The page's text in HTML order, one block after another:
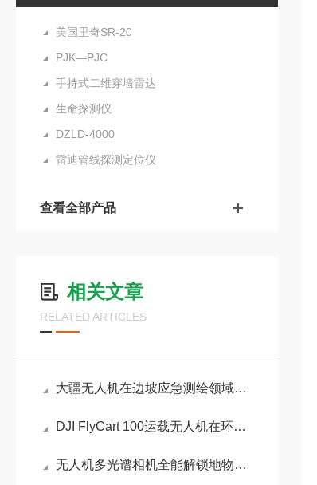
美国里奇SR-20
PJK—PJC
手持式二维穿墙雷达
生命探测仪
DZLD-4000
雷迪管线探测定位仪
查看全部产品
相关文章
RELATED ARTICLES
大疆无人机在边坡应急测绘领域中的应用介绍
DJI FlyCart 100运载无人机在环保方面的作用
无人机多光谱相机全能解锁地物信息